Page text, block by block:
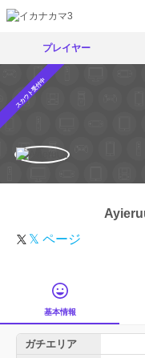
プレイヤー
スカウト受付中
𝕏 ページ
基本情報
ガチエリア